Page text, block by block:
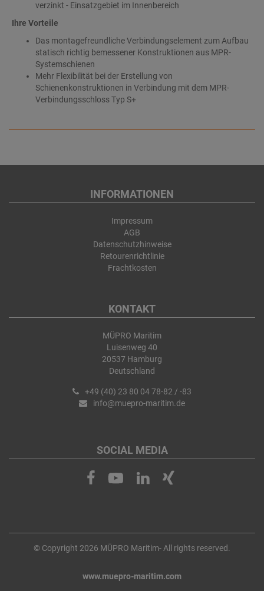
verzinkt - Einsatzgebiet im Innenbereich
Ihre Vorteile
Das montagefreundliche Verbindungselement zum Aufbau
statisch richtig bemessener Konstruktionen aus MPR-
Systemschienen
Mehr Flexibilität bei der Erstellung von
Schienenkonstruktionen in Verbindung mit dem MPR-
Verbindungsschloss Typ S+
INFORMATIONEN
Impressum
AGB
Datenschutzhinweise
Retourenrichtlinie
Frachtkosten
KONTAKT
MÜPRO Maritim
Luisenweg 40
20537 Hamburg
Deutschland
+49 (40) 23 80 04 78-82 / -83
info@muepro-maritim.de
SOCIAL MEDIA
© Copyright 2026 MÜPRO Maritim- All rights reserved.
www.muepro-maritim.com